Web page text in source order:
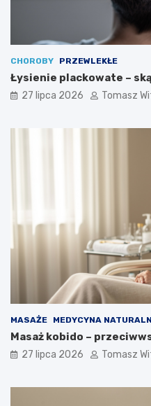
CHOROBY PRZEWLEKŁE
Łysienie plackowate –
27 lipca 2026 Tomasz
MASAŻE MEDYCYNA
Masaż kobido –
27 lipca 2026 Tomasz